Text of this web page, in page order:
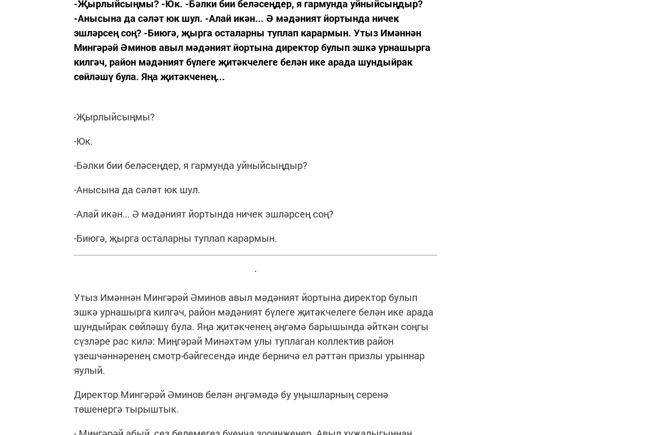
-Җырлыйсыңмы? -Юк. -Бәлки бии беләсеңдер, я гармунда уйныйсыңдыр?
-Анысына да сәләт юк шул. -Алай икән... Ә мәдәният йортында ничек
эшләрсең соң? -Биюгә, җырга осталарны туплап карармын. Утыз Имәннән
Мингәрәй Әминов авыл мәдәният йортына директор булып эшкә урнашырга
килгәч, район мәдәният бүлеге җитәкчелеге белән ике арада шундыйрак
сөйләшү була. Яңа җитәкченең...
-Җырлыйсыңмы?
-Юк.
-Бәлки бии беләсеңдер, я гармунда уйныйсыңдыр?
-Анысына да сәләт юк шул.
-Алай икән... Ә мәдәният йортында ничек эшләрсең соң?
-Биюгә, җырга осталарны туплап карармын.
Утыз Имәннән Мингәрәй Әминов авыл мәдәният йортына директор булып
эшкә урнашырга килгәч, район мәдәният бүлеге җитәкчелеге белән ике арада
шундыйрак сөйләшү була. Яңа җитәкченең әңгәмә барышында әйткән соңгы
сүзләре рас килә: Миңгәрәй Минәхтәм улы туплаган коллектив район
үзешчәннәренең смотр-бәйгесендә инде берничә ел рәттән призлы урыннар
яулый.
Директор Мингәрәй Әминов белән әңгәмәдә бу уңышларның серенә
төшенергә тырыштык.